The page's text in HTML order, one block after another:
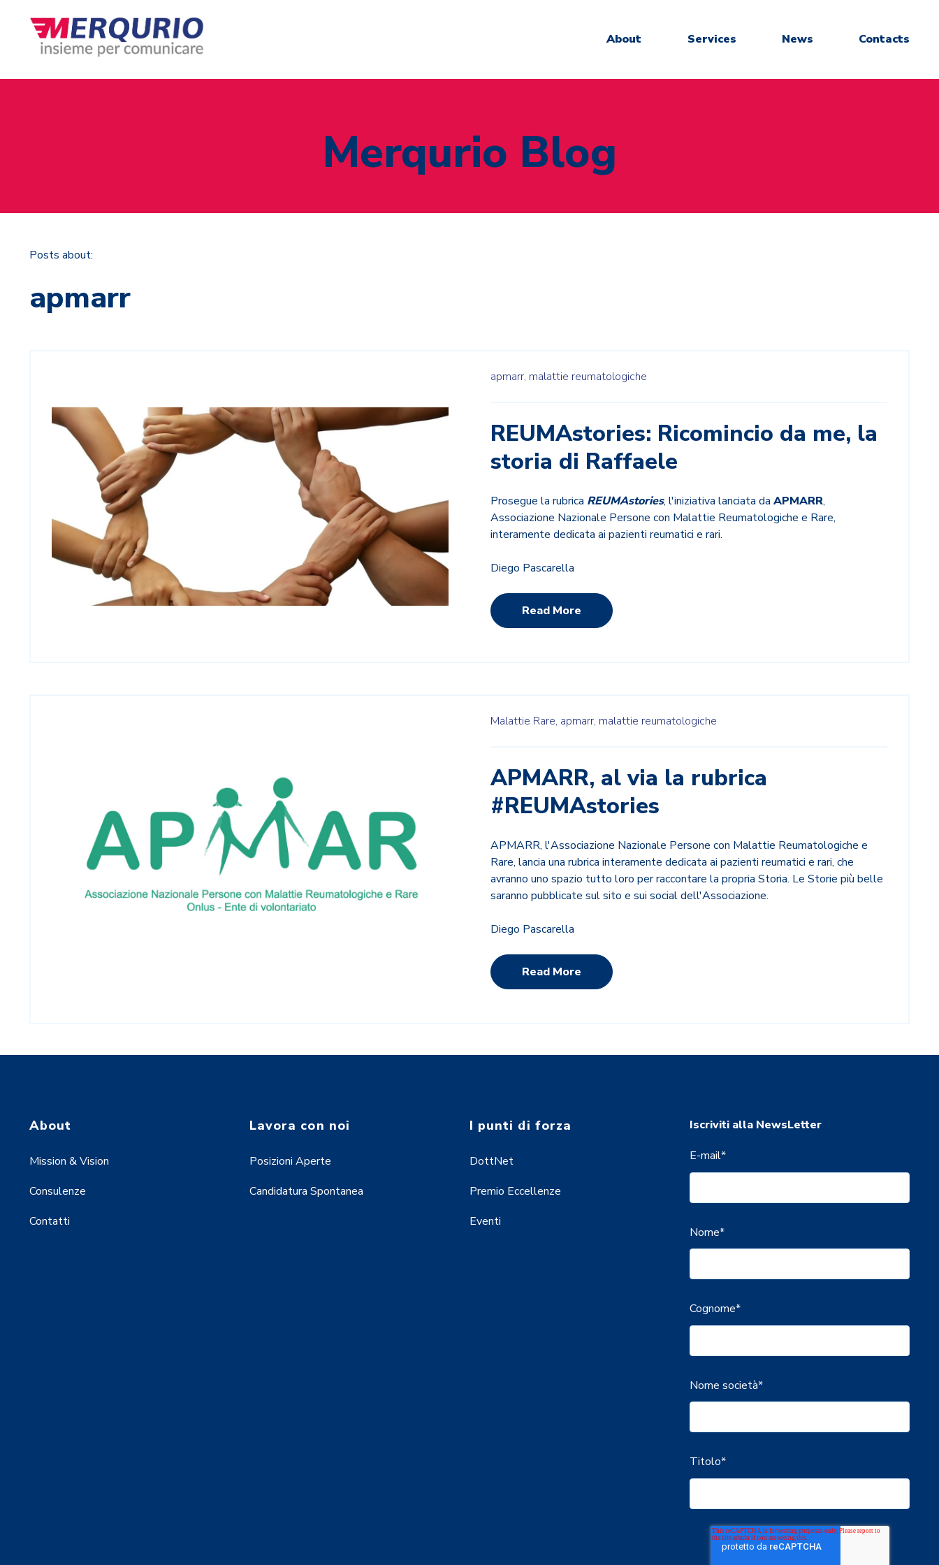
About Services News Contacts
Merqurio Blog
Posts about:
apmarr
apmarr, malattie reumatologiche
REUMAstories: Ricomincio da me, la
storia di Raffaele
Prosegue la rubrica REUMAstories, l'iniziativa lanciata da APMARR,
Associazione Nazionale Persone con Malattie Reumatologiche e Rare,
interamente dedicata ai pazienti reumatici e rari.
Diego Pascarella
Read More
Malattie Rare, apmarr, malattie reumatologiche
APMARR, al via la rubrica
#REUMAstories
APMARR, l'Associazione Nazionale Persone con Malattie Reumatologiche e
Rare, lancia una rubrica interamente dedicata ai pazienti reumatici e rari, che
avranno uno spazio tutto loro per raccontare la propria Storia. Le Storie più belle
saranno pubblicate sul sito e sui social dell'Associazione.
Diego Pascarella
Read More
About
Mission & Vision
Consulenze
Contatti
Lavora con noi
Posizioni Aperte
Candidatura Spontanea
I punti di forza
DottNet
Premio Eccellenze
Eventi
Iscriviti alla NewsLetter
E-mail*
Nome*
Cognome*
Nome società*
Titolo*